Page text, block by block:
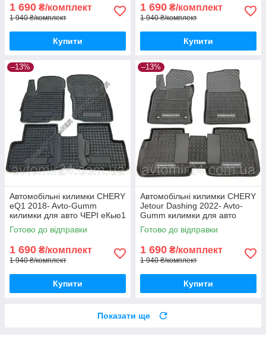
1 690 ₴/комплект
1 940 ₴/комплект
Купити
1 690 ₴/комплект
1 940 ₴/комплект
Купити
–13%
Автомобільні килимки CHERY
eQ1 2018- Avto-Gumm
килимки для авто ЧЕРІ еКью1
2018- Автогум
Готово до відправки
1 690 ₴/комплект
1 940 ₴/комплект
Купити
–13%
Автомобільні килимки CHERY
Jetour Dashing 2022- Avto-
Gumm килимки для авто
ЧЕРІ Джетур Дашинг 2022-
Автогум
Готово до відправки
1 690 ₴/комплект
1 940 ₴/комплект
Купити
Показати ще